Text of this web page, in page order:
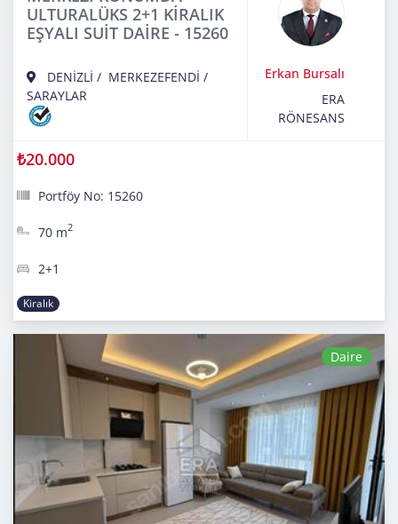
ULTURALÜKS 2+1 KİRALIK
EŞYALI SUİT DAİRE - 15260
DENİZLİ / MERKEZEFENDİ /
SARAYLAR
Erkan Bursalı
ERA
RÖNESANS
₺20.000
Portföy No: 15260
70 m2
2+1
Kiralık
Daire